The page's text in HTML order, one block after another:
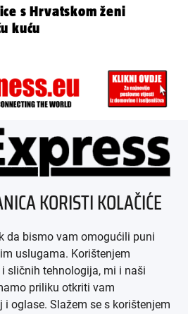
s Hrvatskom ženi
kuću
UNS
AGB
KORISTI KOLAČIĆE
da bismo vam omogućili puni
uslugama. Korištenjem
sličnih tehnologija, mi i naši
priliku otkriti vam
oglase. Slažem se s korištenjem